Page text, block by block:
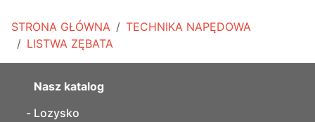
STRONA GŁÓWNA
TECHNIKA NAPĘDOWA
LISTWA ZĘBATA
Nasz katalog
Lozysko